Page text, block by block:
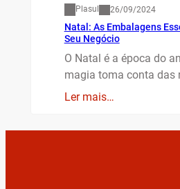
Plasul 26/09/2024
Natal: As Embalagens
Seu Negócio
O Natal é a época do
magia toma conta das
Ler mais…